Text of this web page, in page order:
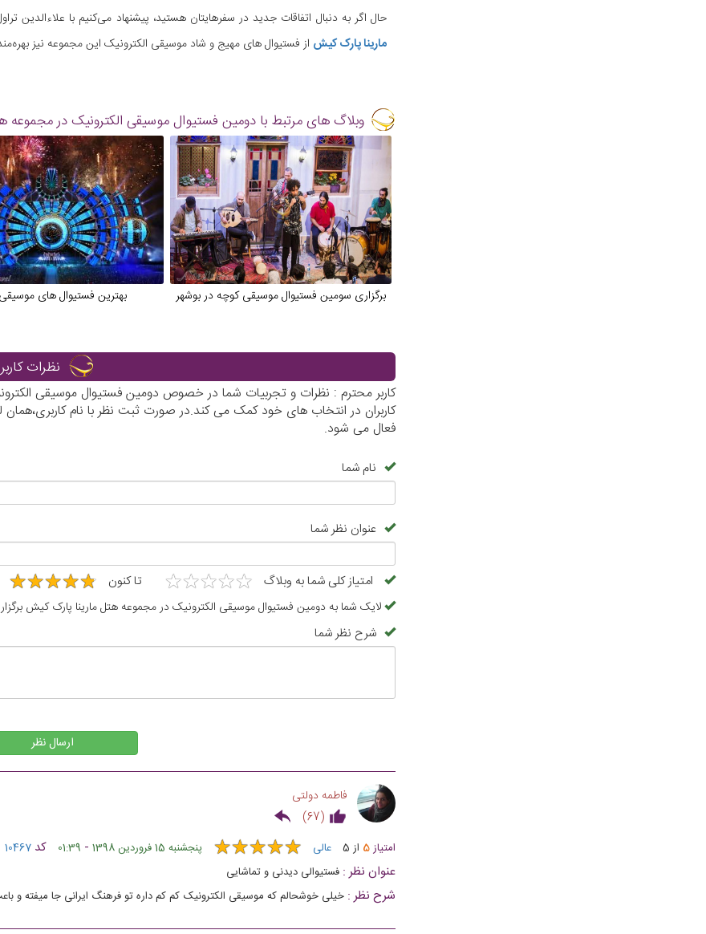
حال اگر به دنبال اتفاقات جدید در سفرهایتان هستید، پیشنهاد می‌کنیم با علاءالدین
مارینا پارک کیش از فستیوال های مهیج و شاد موسیقی الکترونیک این مجموعه نیز
وبلاگ های مرتبط با دومین فستیوال موسیقی الکترونیک در مجموعه
برگزاری سومین فستیوال موسیقی کوچه در بوشهر بهترین فستیوال های
نظرات
کاربر محترم : نظرات و تجربیات شما در خصوص دومین فستیوال موسیقی
کاربران در انتخاب های خود کمک می کند.در صورت ثبت نظر با نام
فعال می شود.
نام شما
عنوان نظر شما
امتیاز کلی شما به وبلاگ ★★★★★
★★★★★ تا کنون ★★★★★
★★★★★
لایک شما به دومین فستیوال موسیقی الکترونیک در مجموعه هتل مارینا پارک کیش
شرح نظر شما
ارسال نظر
فاطمه دولتی
(
67
)
امتیاز5 از 5 عالی ★★★★★
★★★★★ پنجشنبه 15 فروردین 1398 -
01:39 کد 10467
عنوان نظر : فستیوالی دیدنی و تماشایی
شرح نظر : خیلی خوشحالم که موسیقی الکترونیک کم کم داره تو فرهنگ ایرانی جا میفته و
بتونن با پیشکسوت ها و ستارگان موسیقی ایران اشنا شوند.به امید اینکه روزی بتونیم